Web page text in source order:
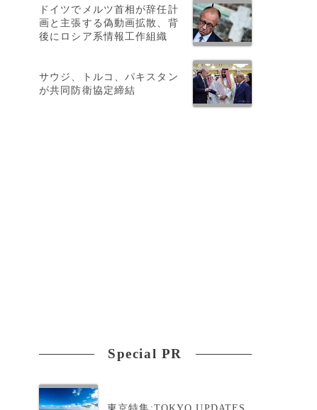
ドイツでメルツ首相が辞任計
画と主張する偽動画拡散、背
後にロシア系情報工作組織
サウジ、トルコ、パキスタン
が共同防衛協定締結
Special PR
東京特集:TOKYO UPDATES